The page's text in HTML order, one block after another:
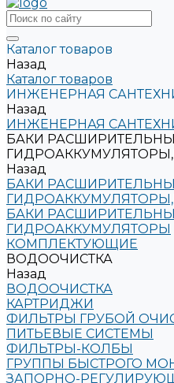
Каталог товаров
Назад
Каталог товаров
ИНЖЕНЕРНАЯ
Назад
ИНЖЕНЕРНАЯ
БАКИ
Назад
БАКИ
БАКИ
ГИДРОАККУМУЛЯТОРЫ
КОМПЛЕКТУЮЩИЕ
ВОДООЧИСТКА
Назад
ВОДООЧИСТКА
КАРТРИДЖИ
ФИЛЬТРЫ ГРУБОЙ
ПИТЬЕВЫЕ СИСТЕМЫ
ФИЛЬТРЫ-КОЛБЫ
ГРУППЫ БЫСТРОГО
ЗАПОРНО-